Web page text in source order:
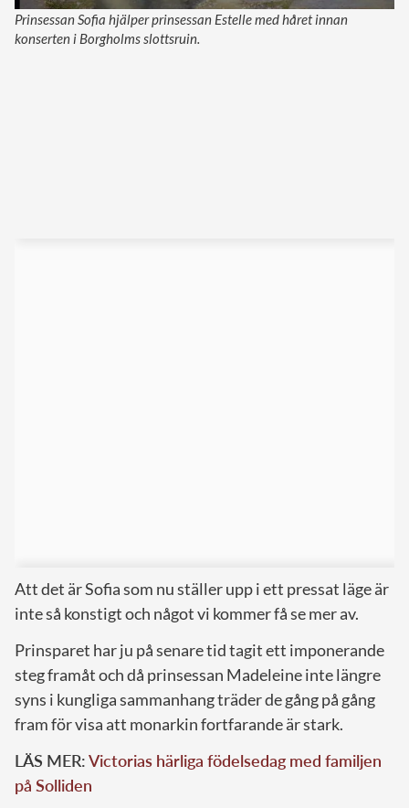
Prinsessan Sofia hjälper prinsessan Estelle med håret innan
konserten i Borgholms slottsruin.
Att det är Sofia som nu ställer upp i ett pressat läge är
inte så konstigt och något vi kommer få se mer av.
Prinsparet har ju på senare tid tagit ett imponerande
steg framåt och då prinsessan Madeleine inte längre
syns i kungliga sammanhang träder de gång på gång
fram för visa att monarkin fortfarande är stark.
LÄS MER:Victorias härliga födelsedag med familjen
på Solliden